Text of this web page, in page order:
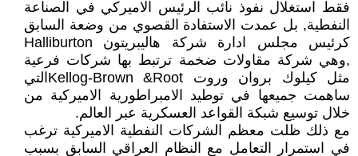
فقط استغلال نفوذ نائب الرئيس الاميركي في الصناعة
النفطية, بل عمدت الاستفادة القصوي من وضعة السابق
كرئيس مجلس ادارة شركة هاليبريتون Halliburton
,وهي شركة مقاولات ضخمة ترتبط بها شركات فرعية
مثل كيلوك بروان وروت Kellog-Brown &Rootالتي
ساهمت جميعها في توطيد الامبراطورية الاميركية من
خلال توسيع شبكة القواعد العسكرية عبر العالم.
مع ذلك ظلت معظم الشركات النفطية الاميركية ترغب
في استمرار التعامل مع النظام العراقي السابق بسبب